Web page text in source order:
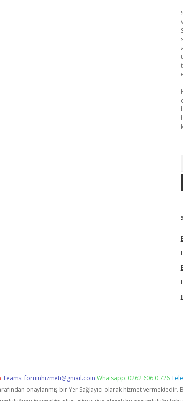
Teams:forumhizmeti@gmail.com Whatsapp: 0262 606 0 726
onaylanmış bir Yer Sağlayıcı olarak hizmet